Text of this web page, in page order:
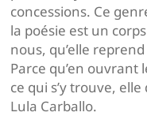
concessions. Ce
la poésie est un
nous, qu’elle
Parce qu’en ouvrant
ce qui s’y trouve,
Lula Carballo.